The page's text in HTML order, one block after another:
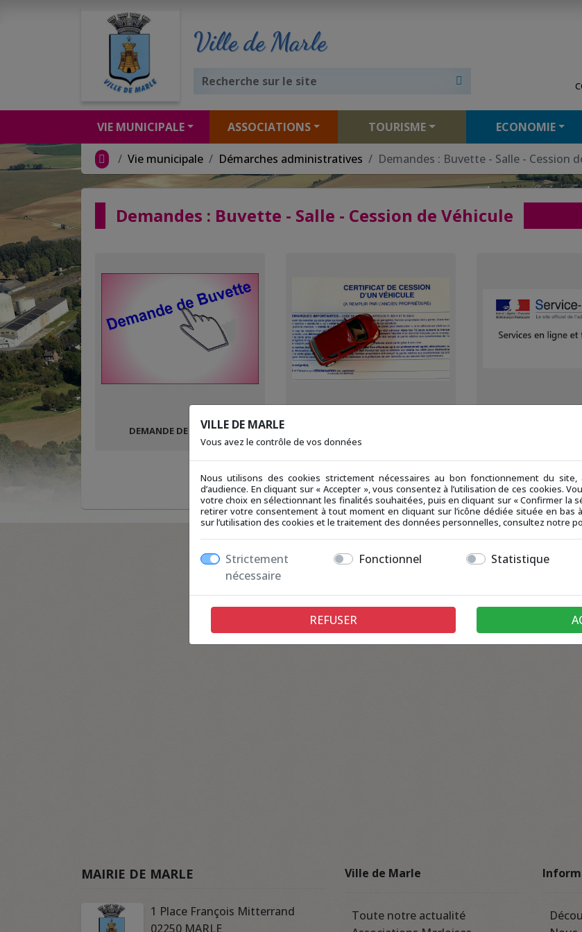
VILLE DE MARLE
Vous avez le contrôle de vos données
Nous utilisons des cookies strictement nécessaires au bon fonctionnement du
d’audience. En cliquant sur « Accepter », vous consentez à l’utilisation de ces cookies.
votre choix en sélectionnant les finalités souhaitées, puis en cliquant sur « Confirmer la
retirer votre consentement à tout moment en cliquant sur l’icône dédiée située en bas
sur l’utilisation des cookies et le traitement des données personnelles, consultez notre
Strictement
nécessaire
Fonctionnel Statistique
REFUSER
Ville de Marle
VIE MUNICIPALE ASSOCIATIONS TOURISME ECONOMIE
Vie municipale Démarches administratives Demandes : Buvette - Salle - Cession
Demandes : Buvette - Salle - Cession de Véhicule
DEMANDE DE BUVETTE
VEHICULE
MAIRIE DE MARLE
1 Place François Mitterrand
02250 MARLE
Ville de Marle
Toute notre actualité